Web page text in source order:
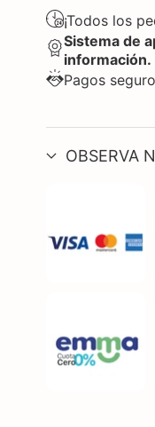
¡Todos los
Sistema de
información.
Pagos
OBSERVA